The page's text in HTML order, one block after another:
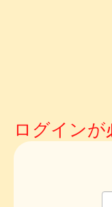
ログインが